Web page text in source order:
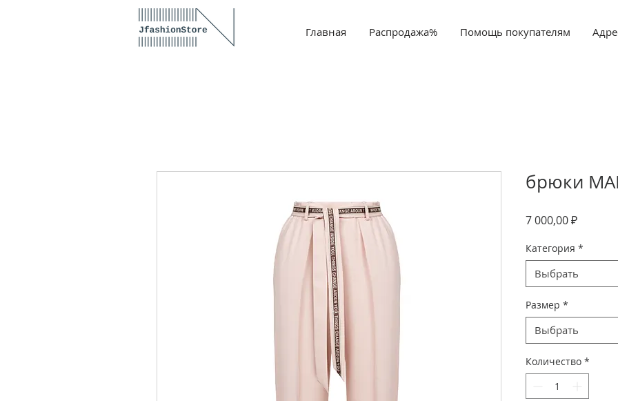
Главная Распродажа% Помощь покупателям
брюки
7 000,00 ₽Цена
Категория *
Выбрать
Размер *
Выбрать
Количество *